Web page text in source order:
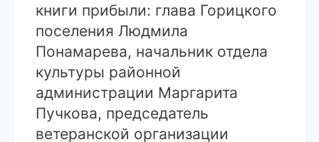
книги прибыли: глава Горицкого
поселения Людмила
Понамарева, начальник отдела
культуры районной
администрации Маргарита
Пучкова, председатель
ветеранской организации